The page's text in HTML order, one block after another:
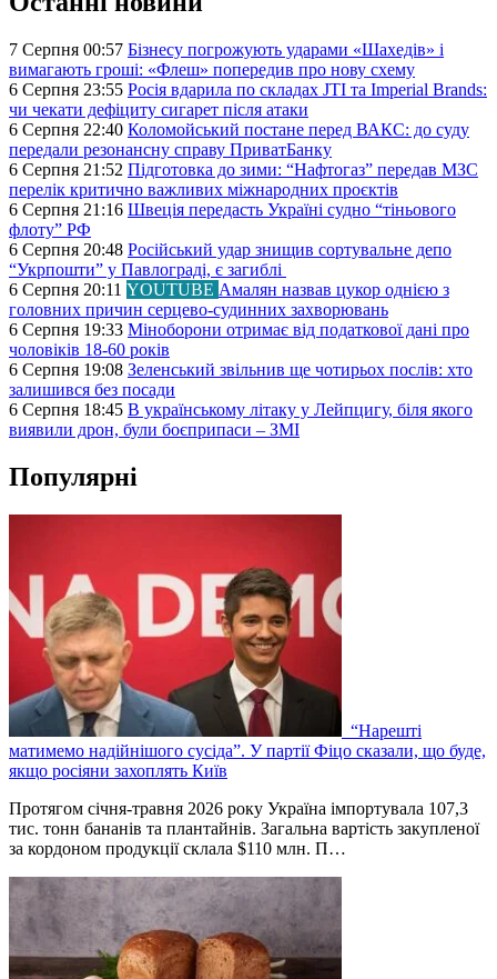
7 Серпня 00:57 Бізнесу погрожують ударами «Шахедів» і
вимагають гроші: «Флеш» попередив про нову схему
6 Серпня 23:55 Росія вдарила по складах JTI та Imperial Brands:
чи чекати дефіциту сигарет після атаки
6 Серпня 22:40 Коломойський постане перед ВАКС: до суду
передали резонансну справу ПриватБанку
6 Серпня 21:52 Підготовка до зими: “Нафтогаз” передав МЗС
перелік критично важливих міжнародних проєктів
6 Серпня 21:16 Швеція передасть Україні судно “тіньового
флоту” РФ
6 Серпня 20:48 Російський удар знищив сортувальне депо
“Укрпошти” у Павлограді, є загиблі
6 Серпня 20:11 YOUTUBE Амалян назвав цукор однією з
головних причин серцево-судинних захворювань
6 Серпня 19:33 Міноборони отримає від податкової дані про
чоловіків 18-60 років
6 Серпня 19:08 Зеленський звільнив ще чотирьох послів: хто
залишився без посади
6 Серпня 18:45 В українському літаку у Лейпцигу, біля якого
виявили дрон, були боєприпаси – ЗМІ
Популярні
“Нарешті
матимемо надійнішого сусіда”. У партії Фіцо сказали, що буде,
якщо росіяни захоплять Київ
Протягом січня-травня 2026 року Україна імпортувала 107,3
тис. тонн бананів та плантайнів. Загальна вартість закупленої
за кордоном продукції склала $110 млн. П…